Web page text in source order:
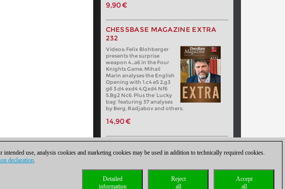
9,90 €
CHESSBASE MAGAZINE EXTRA
232
Videos: Felix Blohberger
presents the surprise
weapon 4…a6 in the Four
Knights Game. Mihail
Marin analyses the English
Opening with 1.c4 e5 2.g3
g6 3.d4 exd4 4.Qxd4 Nf6
5.Bg2 Nc6. Plus the ‘Lucky
bag’ featuring 37 analyses
by Berg, Radjabov and others.
14,90 €
use, analysis cookies and marketing cookies may be used in addition to technically required cookies.
declaration.
Accept
all
Reject
all
Detailed
information